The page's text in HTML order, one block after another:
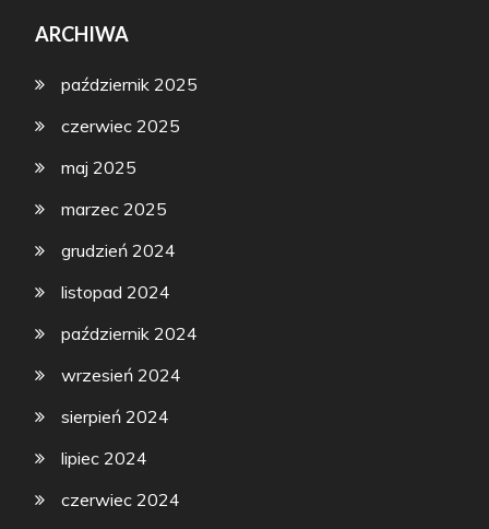
ARCHIWA
październik 2025
czerwiec 2025
maj 2025
marzec 2025
grudzień 2024
listopad 2024
październik 2024
wrzesień 2024
sierpień 2024
lipiec 2024
czerwiec 2024